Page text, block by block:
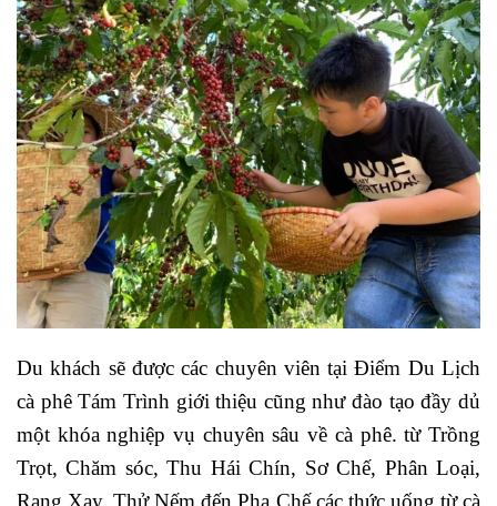
Du khách sẽ được các chuyên viên tại Điểm Du Lịch
cà phê Tám Trình giới thiệu cũng như đào tạo đầy dủ
một khóa nghiệp vụ chuyên sâu về cà phê. từ Trồng
Trọt, Chăm sóc, Thu Hái Chín, Sơ Chế, Phân Loại,
Rang Xay, Thử Nếm đến Pha Chế các thức uống từ cà